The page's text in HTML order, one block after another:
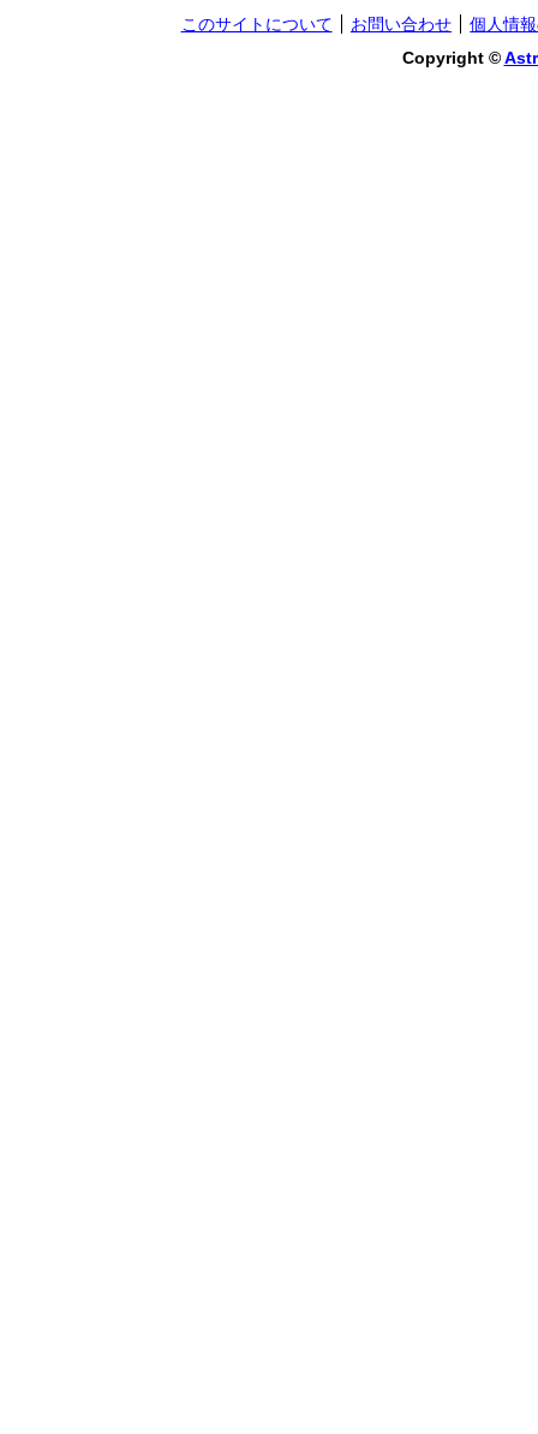
このサイトについて お問い合わせ
個人情
Copyright ©